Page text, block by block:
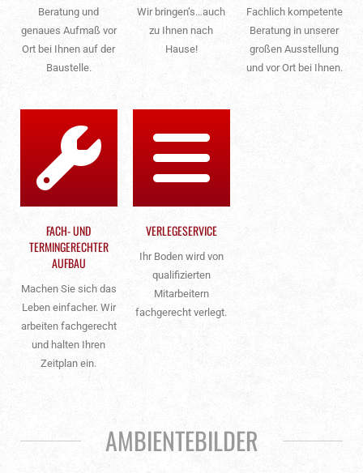
Beratung und
genaues Aufmaß vor
Ort bei Ihnen auf der
Baustelle.
Wir bringen’s…auch
zu Ihnen nach
Hause!
Fachlich kompetente
Beratung in unserer
großen Ausstellung
und vor Ort bei Ihnen.
FACH- UND
TERMINGERECHTER
AUFBAU
Machen Sie sich das
Leben einfacher. Wir
arbeiten fachgerecht
und halten Ihren
Zeitplan ein.
VERLEGESERVICE
Ihr Boden wird von
qualifizierten
Mitarbeitern
fachgerecht verlegt.
AMBIENTEBILDER